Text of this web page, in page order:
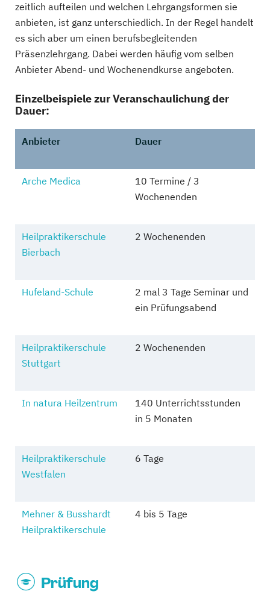
zeitlich aufteilen und welchen Lehrgangsformen sie
anbieten, ist ganz unterschiedlich. In der Regel handelt
es sich aber um einen berufsbegleitenden
Präsenzlehrgang. Dabei werden häufig vom selben
Anbieter Abend- und Wochenendkurse angeboten.
Einzelbeispiele zur Veranschaulichung der
Dauer:
Anbieter Dauer
Arche Medica
10 Termine / 3
Wochenenden
Heilpraktikerschule
Bierbach
2 Wochenenden
Hufeland-Schule
2 mal 3 Tage Seminar und
ein Prüfungsabend
Heilpraktikerschule
Stuttgart
2 Wochenenden
In natura Heilzentrum
140 Unterrichtsstunden
in 5 Monaten
Heilpraktikerschule
Westfalen
6 Tage
Mehner & Busshardt
Heilpraktikerschule
4 bis 5 Tage
Prüfung